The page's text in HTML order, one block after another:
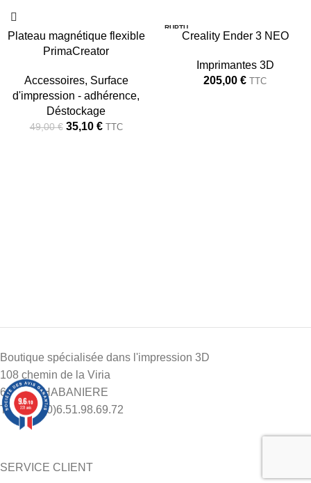
-28%
Plateau magnétique flexible
PrimaCreator
Accessoires, Surface
d'impression - adhérence,
Déstockage
49,00€ 35,10 € TTC
RUPTU
NOUVEAU
Creality Ender 3 NEO
Imprimantes 3D
205,00 € TTC
Boutique spécialisée dans l'impression 3D
108 chemin de la Viria
69440 CHABANIERE
Tél : +33(0)6.51.98.69.72
SERVICE CLIENT
9.6/10
221 avis